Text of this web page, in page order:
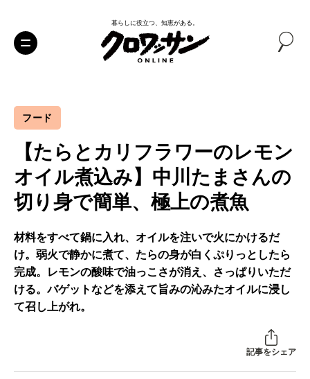
暮らしに役立つ、知恵がある。
フード
【たらとカリフラワーのレモン
オイル煮込み】中川たまさんの
切り身で簡単、極上の煮魚
材料をすべて鍋に入れ、オイルを注いで火にかけるだ
け。弱火で静かに煮て、たらの身が白くぷりっとしたら
完成。レモンの酸味で油っこさが消え、さっぱりいただ
ける。バゲットなどを添えて旨みの沁みたオイルに浸し
て召し上がれ。
記事をシェア